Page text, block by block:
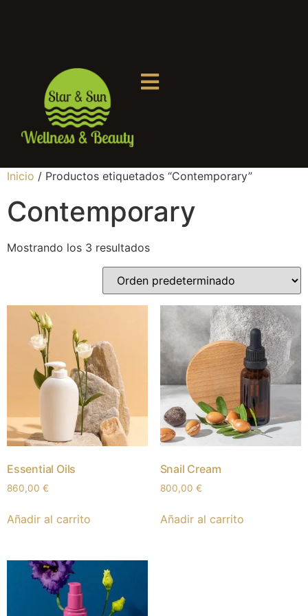
Inicio / Productos etiquetados “Contemporary”
Contemporary
Mostrando los 3 resultados
Essential Oils
860,00 €
Añadir al carrito
Snail Cream
800,00 €
Añadir al carrito